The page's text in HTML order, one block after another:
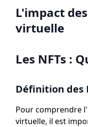
L'impact
virtuelle
Les NFTs :
Définition des
Pour comprendre
virtuelle, il est